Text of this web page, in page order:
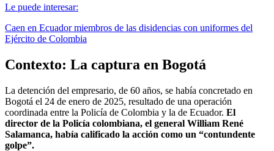
Le puede interesar:
Caen en Ecuador miembros de las disidencias con uniformes del
Ejército de Colombia
Contexto: La captura en Bogotá
La detención del empresario, de 60 años, se había concretado en
Bogotá el 24 de enero de 2025, resultado de una operación
coordinada entre la Policía de Colombia y la de Ecuador. El
director de la Policía colombiana, el general William René
Salamanca, había calificado la acción como un “contundente
golpe”.